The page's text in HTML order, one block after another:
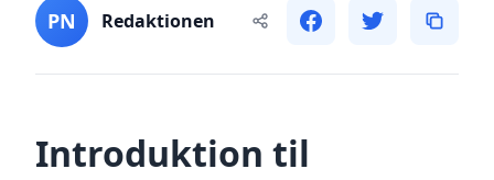
PN Redaktionen
Introduktion til